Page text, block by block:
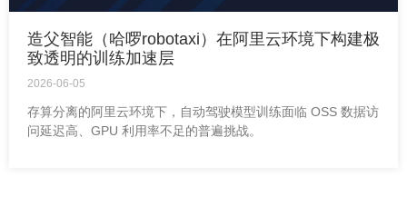
造父智能（哈啰robotaxi）在阿里云环境下构建极
致透明的训练加速层
2026-06-05
存算分离的阿里云环境下，自动驾驶模型训练面临 OSS 数据访
问延迟高、GPU 利用率不足的普遍挑战。